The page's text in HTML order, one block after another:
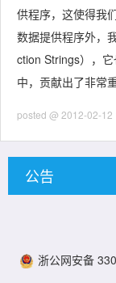
供程序，这使得我
数据提供程序外，
ction Strings），它
中，贡献出了非常
posted @ 2012-02-12
公告
浙公网安备